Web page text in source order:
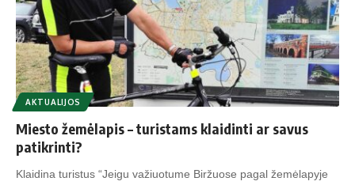
AKTUALIJOS
Miesto žemėlapis – turistams klaidinti ar savus
patikrinti?
Klaidina turistus “Jeigu važiuotume Biržuose pagal žemėlapyje